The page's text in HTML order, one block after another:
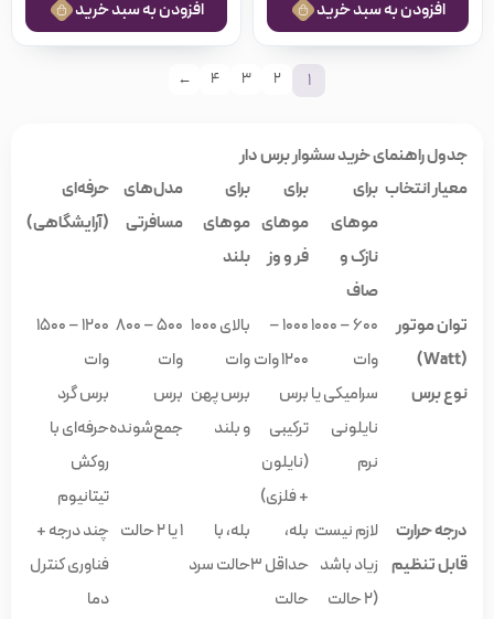
افزودن به سبد خرید افزودن به سبد خرید
1
2
3
4
←
جدول راهنمای خرید سشوار برس دار
معیار انتخاب برای
موهای
نازک و
صاف
برای
موهای
فر و وز
برای
موهای
بلند
مدل‌های
مسافرتی
حرفه‌ای
(آرایشگاهی)
توان موتور
(Watt)
600 – 1000
وات
1000 –
1200 وات
بالای 1000
وات
500 – 800
وات
1200 – 1500
وات
نوع برس
سرامیکی یا
نایلونی
نرم
برس
ترکیبی
(نایلون
+ فلزی)
برس پهن
و بلند
برس
جمع‌شونده
برس گرد
حرفه‌ای با
روکش
تیتانیوم
درجه حرارت
قابل تنظیم
لازم نیست
زیاد باشد
(۲ حالت
بله،
حداقل ۳
حالت
بله، با
حالت سرد
۱ یا ۲ حالت
چند درجه +
فناوری کنترل
دما